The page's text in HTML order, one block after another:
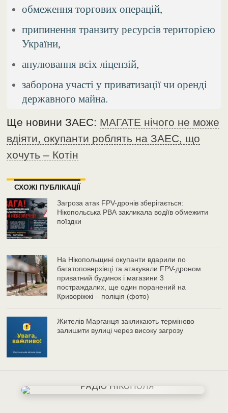
обмеження торгових операцій,
припинення транзиту ресурсів територією
України,
анулювання всіх ліцензій,
заборона участі у приватизації чи оренді
державного майна.
Ще новини ЗАЕС: МАГАТЕ нічого не може
вдіяти, окупанти роблять на ЗАЕС, що
хочуть – Котін
СХОЖІ ПУБЛІКАЦІЇ
Загроза атак FPV-дронів зберігається:
Нікопольська РВА закликала водіїв обмежити
поїздки
На Нікопольщині окупанти вдарили по
багатоповерхівці та атакували FPV-дроном
приватний будинок і магазини 3
постраждалих, ще один поранений на
Криворіжжі – поліція (фото)
Жителів Марганця закликають терміново
залишити вулиці через високу загрозу